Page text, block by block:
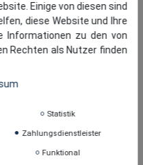
Einige von diesen sind
diese Website und Ihre
Informationen zu den von
Rechten als Nutzer finden
Statistik
Zahlungsdienstleister
Funktional